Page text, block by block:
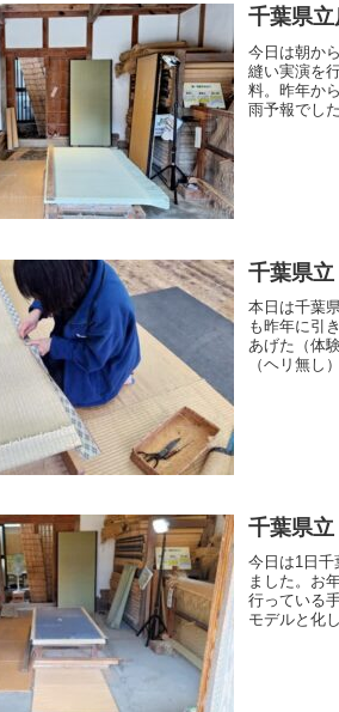
千葉県
今日は朝か
縫い実演を
料。昨年か
雨予報でし
千葉県
本日は千葉
も昨年に引
あげた（体
（ヘリ無し
千葉県
今日は1日千
ました。お
行っている
モデルと化